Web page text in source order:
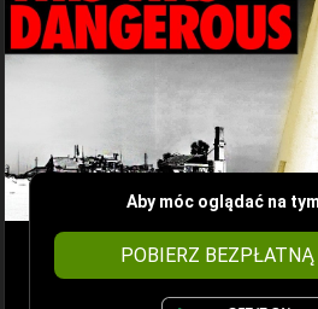
Aby móc oglądać na
POBIERZ